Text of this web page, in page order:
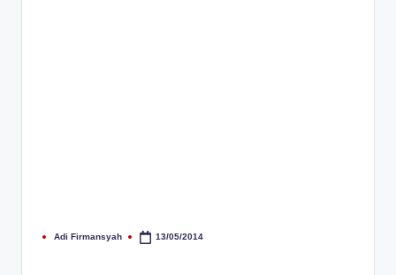
Posted
Adi Firmansyah 13/05/2014